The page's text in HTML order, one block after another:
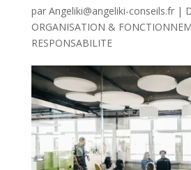
par Angeliki@angeliki-conseils.fr|
ORGANISATION &
RESPONSABILITE